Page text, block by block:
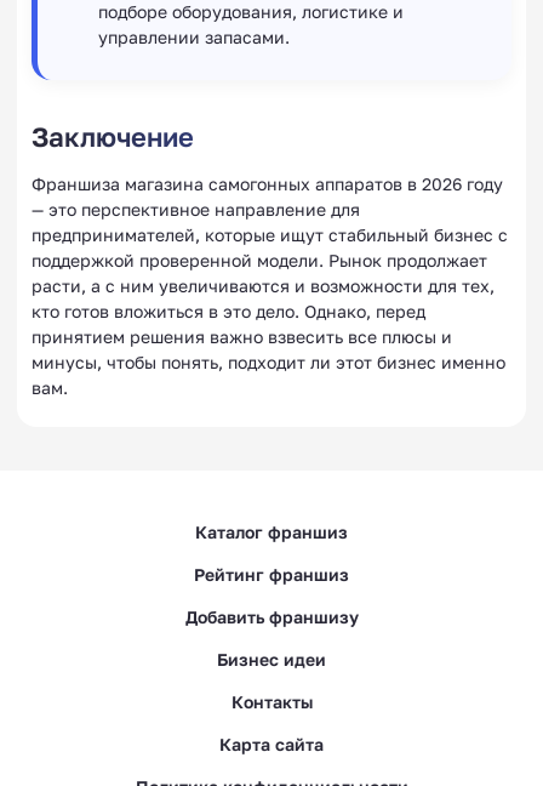
подборе оборудования, логистике и
управлении запасами.
Заключение
Франшиза магазина самогонных аппаратов в 2026 году
— это перспективное направление для
предпринимателей, которые ищут стабильный бизнес с
поддержкой проверенной модели. Рынок продолжает
расти, а с ним увеличиваются и возможности для тех,
кто готов вложиться в это дело. Однако, перед
принятием решения важно взвесить все плюсы и
минусы, чтобы понять, подходит ли этот бизнес именно
вам.
Каталог франшиз
Рейтинг франшиз
Добавить франшизу
Бизнес идеи
Контакты
Карта сайта